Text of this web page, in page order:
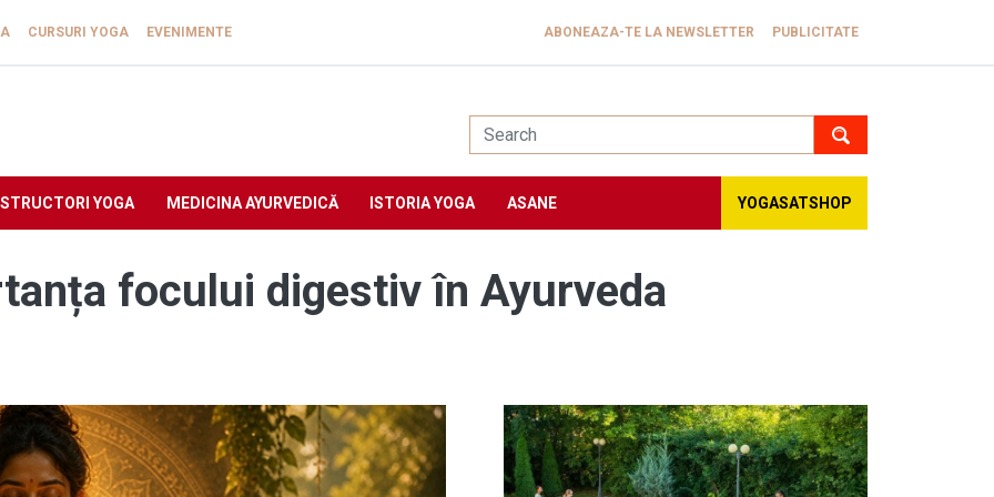
CURSURI YOGA EVENIMENTE ABONEAZA-TE LA NEWSLETTER PUBLICITATE
YOGA MEDICINA AYURVEDICĂ ISTORIA YOGA ASANE YOGASATSHOP
focului digestiv în Ayurveda
Image